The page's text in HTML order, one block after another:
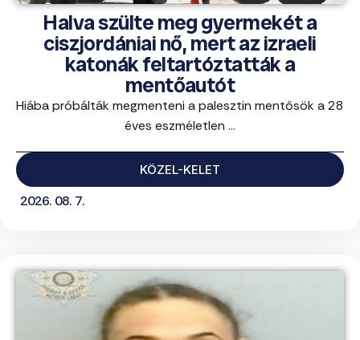
Halva szülte meg gyermekét a
ciszjordániai nő, mert az izraeli
katonák feltartóztatták a
mentőautót
Hiába próbálták megmenteni a palesztin mentősök a 28
éves eszméletlen ...
KÖZEL-KELET
2026. 08. 7.